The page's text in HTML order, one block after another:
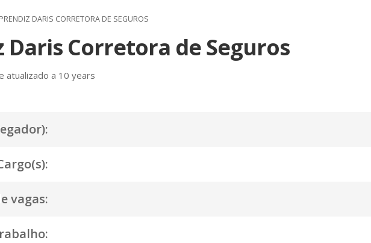
DARIS CORRETORA DE SEGUROS
Corretora de Seguros
atualizado a 10 years
vagas: